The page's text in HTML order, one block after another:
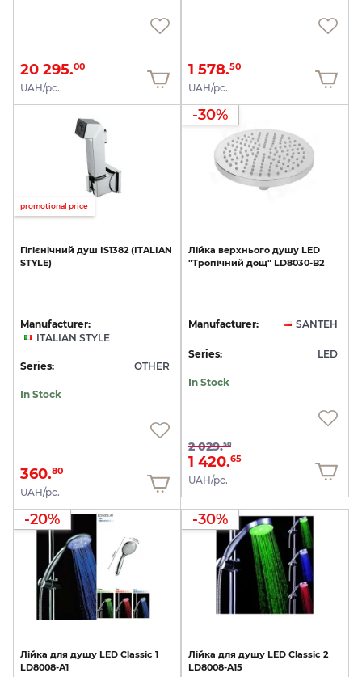
20 295.00
UAH/pc.
1 578.50
UAH/pc.
promotional price
Гігієнічний душ IS1382 (ITALIAN
STYLE)
Manufacturer:
ITALIAN STYLE
Series: OTHER
In Stock
360.80
UAH/pc.
-30%
Лійка верхнього душу LED
"Тропічний дощ" LD8030-B2
Manufacturer: SANTEH
Series: LED
In Stock
2 029.50
1 420.65
UAH/pc.
-20%
Лійка для душу LED Classic 1
LD8008-A1
-30%
Лійка для душу LED Classic 2
LD8008-A15